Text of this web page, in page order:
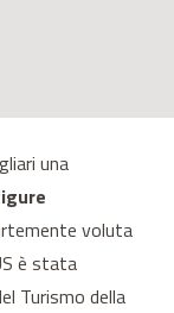
una
voluta
è stata
Turismo della